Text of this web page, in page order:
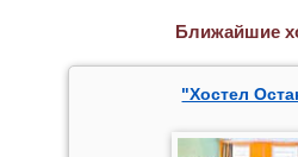
Ближайшие
"Хостел